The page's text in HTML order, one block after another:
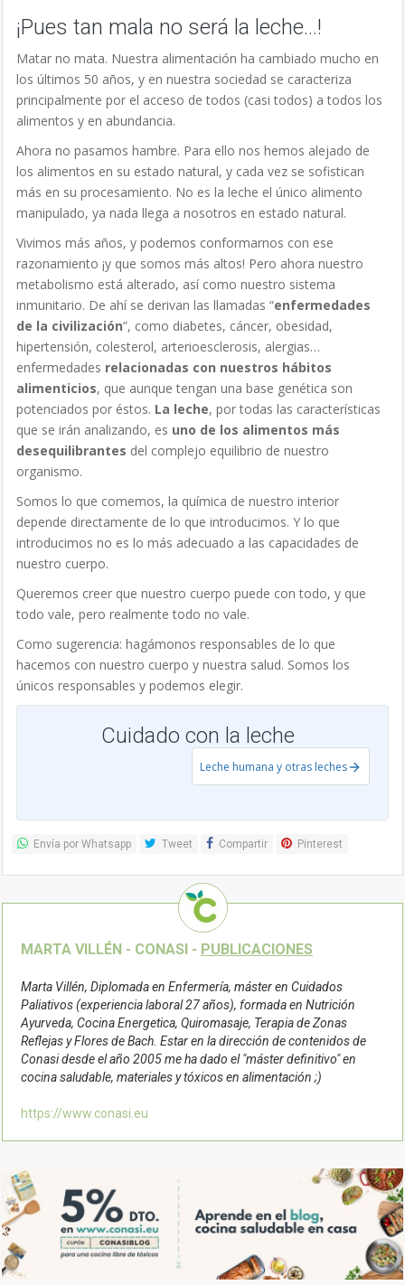
metabolismo está alterado, así como nuestro sistema
de la civilización”, como diabetes, cáncer, obesidad,
hipertensión, colesterol, arterioesclerosis, alergias…
enfermedades relacionadas con nuestros hábitos
alimenticios, que aunque tengan una base genética son
potenciados por éstos.La leche, por todas las características
que se irán analizando, esuno de los alimentos más
desequilibrantesdel complejo equilibrio de nuestro
organismo.
Somos lo que comemos, la química de nuestro interior
depende directamente de lo que introducimos. Y lo que
introducimos no es lo más adecuado a las capacidades de
nuestro cuerpo.
Queremos creer que nuestro cuerpo puede con todo, y que
todo vale, pero realmente todo no vale.
Como sugerencia: hagámonos responsables de lo que
hacemos con nuestro cuerpo y nuestra salud. Somos los
únicos responsables y podemos elegir.
Leche humana y otras leches
MARTA VILLÉN - CONASI -PUBLICACIONES
Marta Villén, Diplomada en Enfermería, máster en Cuidados
Paliativos (experiencia laboral 27 años), formada en Nutrición
Ayurveda, Cocina Energetica, Quiromasaje, Terapia de Zonas
Reflejas y Flores de Bach. Estar en la dirección de contenidos de
cocina saludable, materiales y tóxicos en alimentación ;)
https://www.conasi.eu
Otros post relacionados...
Cómo hacer
hamburguesas
veganas: ingredientes,
elaboración y recetas
¿Qué cereales no
contienen gluten? -
Mijo